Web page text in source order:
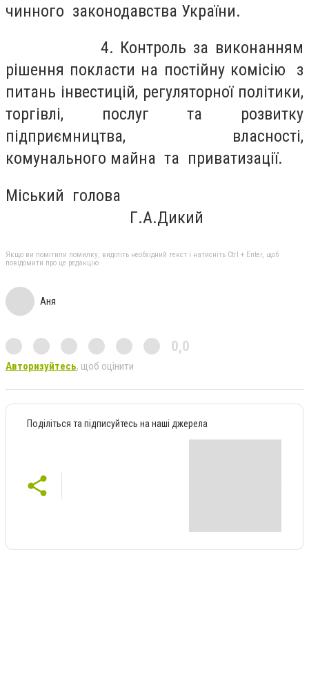
чинного законодавства України.
4. Контроль за виконанням
рішення покласти на постійну комісію з
питань інвестицій, регуляторної політики,
торгівлі, послуг та розвитку
підприємництва, власності,
комунального майна та приватизації.
Міський голова
Г.А.Дикий
Якщо ви помітили помилку, виділіть необхідний текст і натисніть Ctrl + Enter, щоб
повідомити про це редакцію
Аня
0,0
Авторизуйтесь, щоб оцінити
Поділіться та підписуйтесь на наші джерела